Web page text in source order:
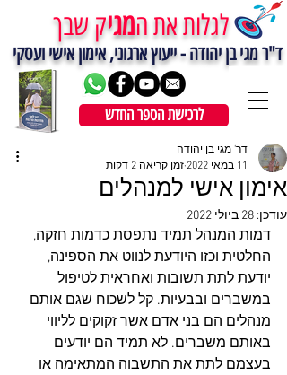
לגלות את המגיק שבך
ד"ר מגי בן יהודה - ייעוץ ארגוני, אימון אישי ועסקי
לרכישת הספר החדש
אימון אישי למנהלים
דר' מגי בן יהודה
11 במאי 2022
זמן קריאה 2 דקות
עודכן: 28 ביולי 2022
דמות המנהל תמיד נתפסת כדמות חזקה,
החלטית וכזו היודעת לנווט את הספינה,
יודעת לתת תשובות ואחראית לטיפול
במשברים ובבעיות. קל לשכוח שגם אותם
מנהלים הם בני אדם אשר זקוקים לליווי
באותם משברים. לא תמיד הם יודעים
בעצמם לתת את התשבוה המתאימה או